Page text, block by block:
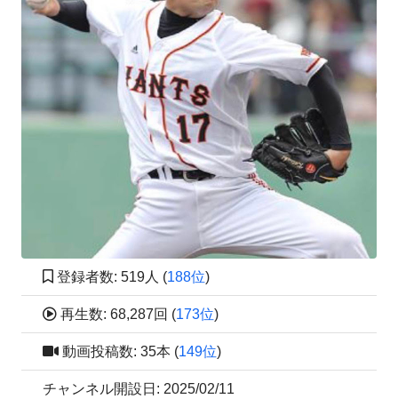
登録者数: 519人 (188位)
再生数: 68,287回 (173位)
動画投稿数: 35本 (149位)
チャンネル開設日: 2025/02/11